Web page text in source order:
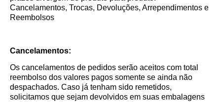
Cancelamentos, Trocas, Devoluções, Arrependimentos e
Reembolsos
Cancelamentos:
Os cancelamentos de pedidos serão aceitos com total
reembolso dos valores pagos somente se ainda não
despachados. Caso já tenham sido remetidos,
solicitamos que sejam devolvidos em suas embalagens